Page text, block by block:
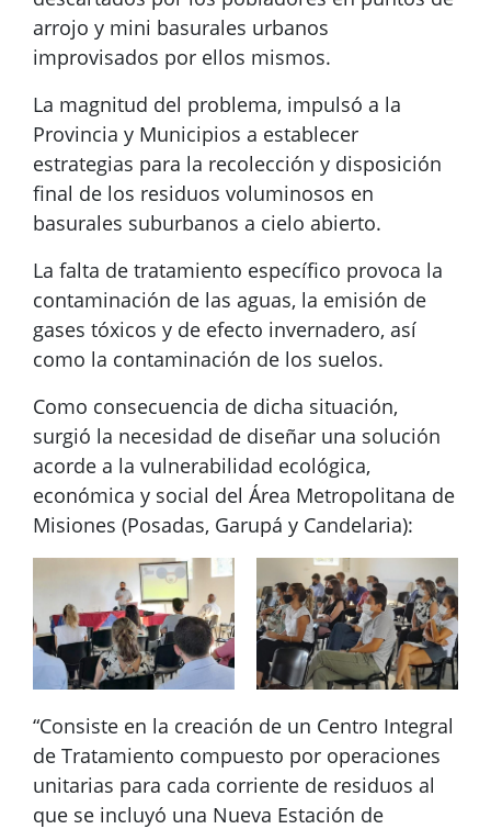
arrojo y mini basurales urbanos
improvisados por ellos mismos.
La magnitud del problema, impulsó a la
Provincia y Municipios a establecer
estrategias para la recolección y disposición
final de los residuos voluminosos en
basurales suburbanos a cielo abierto.
La falta de tratamiento específico provoca la
contaminación de las aguas, la emisión de
gases tóxicos y de efecto invernadero, así
como la contaminación de los suelos.
Como consecuencia de dicha situación,
surgió la necesidad de diseñar una solución
acorde a la vulnerabilidad ecológica,
económica y social del Área Metropolitana de
Misiones (Posadas, Garupá y Candelaria):
“Consiste en la creación de un Centro Integral
de Tratamiento compuesto por operaciones
unitarias para cada corriente de residuos al
que se incluyó una Nueva Estación de